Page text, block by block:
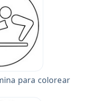
para colorear